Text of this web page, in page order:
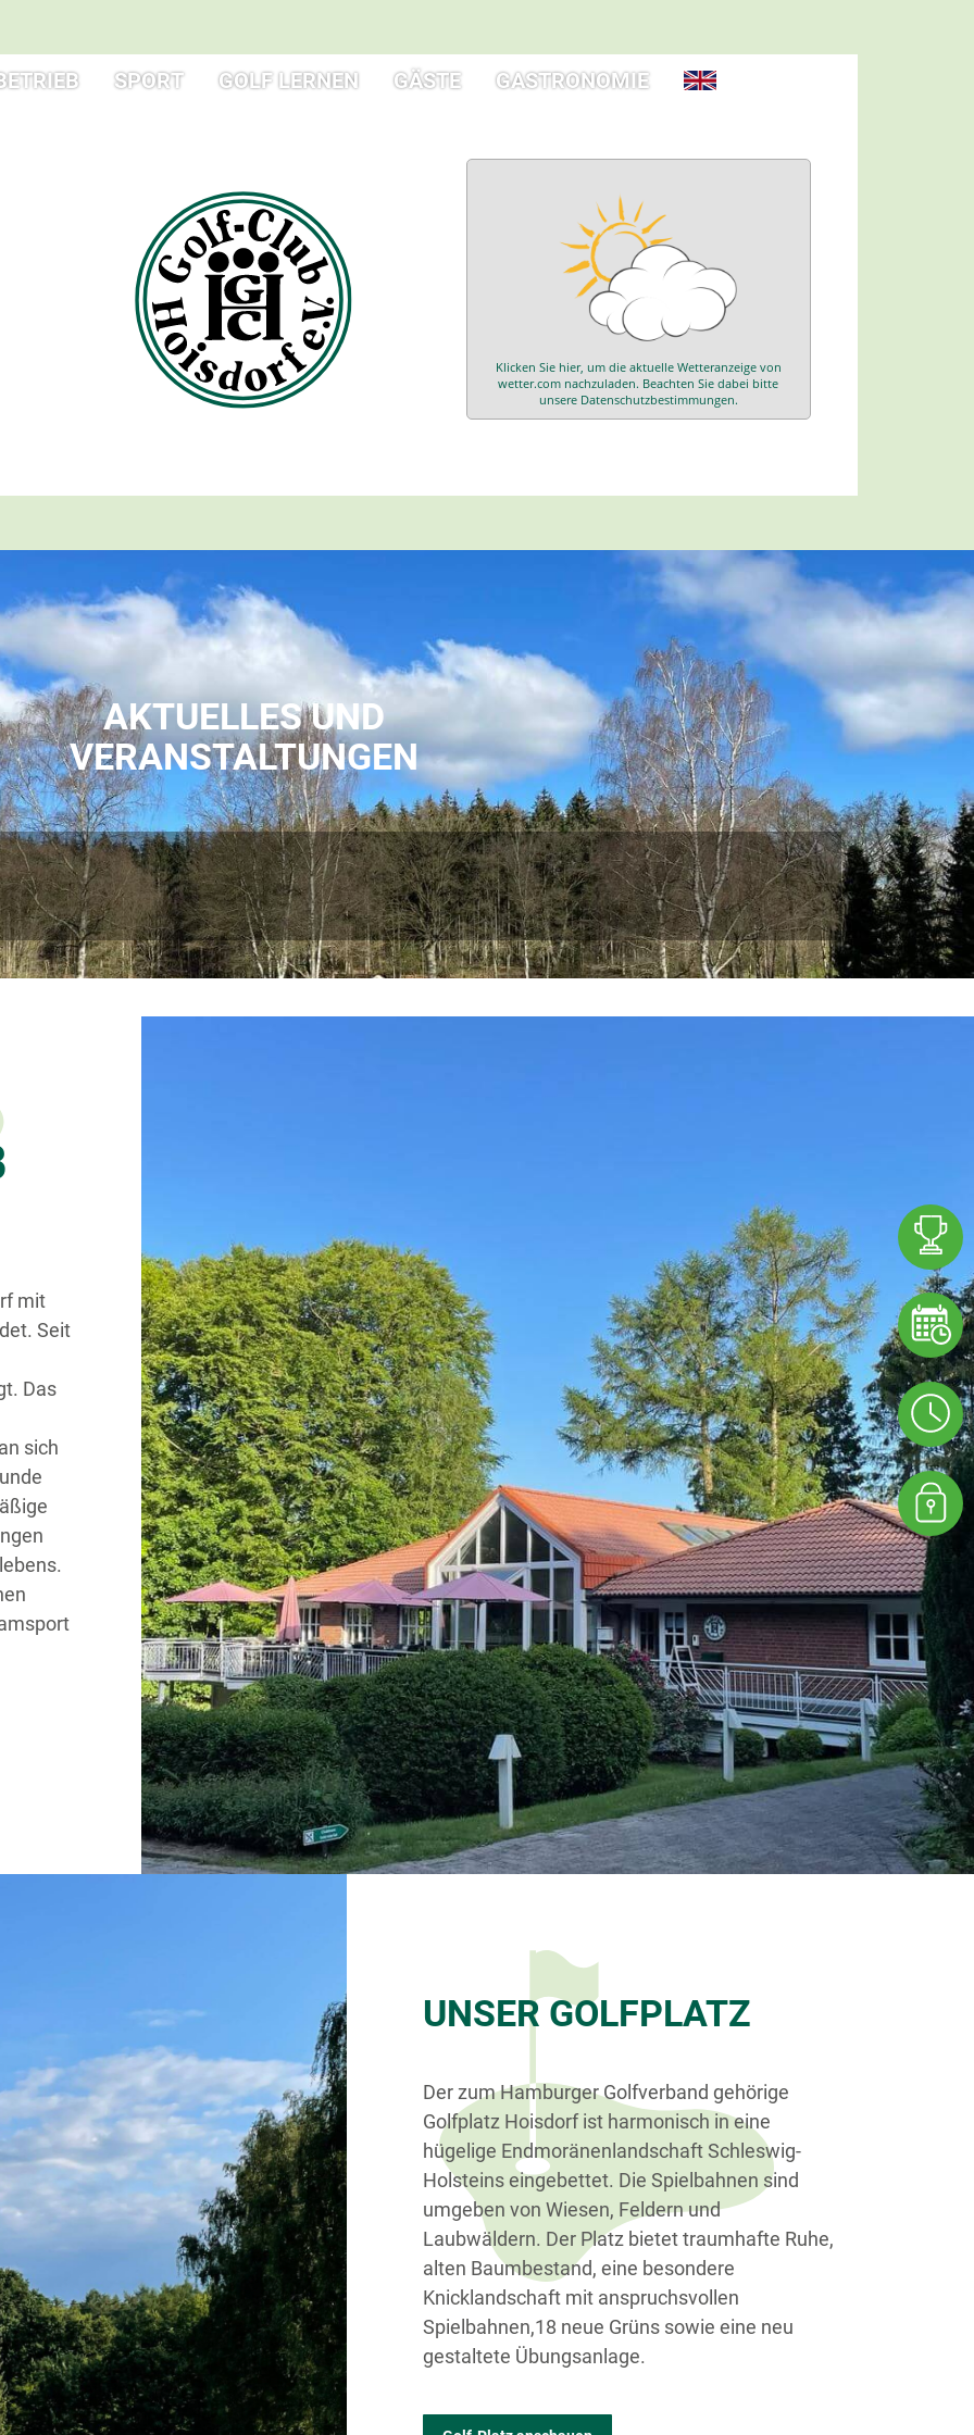
SPORT GOLF LERNEN GÄSTE GASTRONOMIE
Klicken Sie hier, um die aktuelle Wetteranzeige von
wetter.com nachzuladen. Beachten Sie dabei bitte
unsere Datenschutzbestimmungen.
AKTUELLES UND
VERANSTALTUNGEN
mit
Seit
Das
sich
UNSER GOLFPLATZ
Der zum Hamburger Golfverband gehörige
Golfplatz Hoisdorf ist harmonisch in eine
hügelige Endmoränenlandschaft Schleswig-
Holsteins eingebettet. Die Spielbahnen sind
umgeben von Wiesen, Feldern und
Laubwäldern. Der Platz bietet traumhafte Ruhe,
alten Baumbestand, eine besondere
Knicklandschaft mit anspruchsvollen
Spielbahnen,18 neue Grüns sowie eine neu
gestaltete Übungsanlage.